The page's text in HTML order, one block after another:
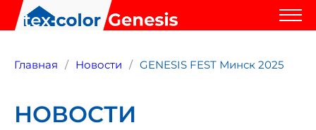
Главная Новости GENESIS FEST Минск 2025
НОВОСТИ